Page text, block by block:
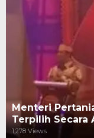
Menteri
Terpilih Secara
1,278 Views